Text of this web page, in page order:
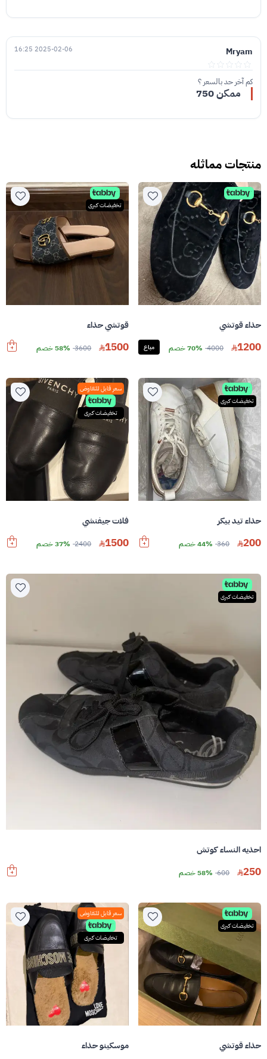
Mryam
2025-02-06 16:25
كم آخر حد بالسعر ؟
ممكن 750
منتجات مماثله
حذاء قوتشي
1200
4000 70% خصم مباع
تخفيضات كبرى
قوتشي حذاء
1500
3600 58% خصم
تخفيضات كبرى
حذاء تيد بيكر
200
360 44% خصم
سعر قابل للتفاوض
تخفيضات كبرى
فلات جيفنشي
1500
2400 37% خصم
تخفيضات كبرى
احذيه النساء كوتش
250
600 58% خصم
تخفيضات كبرى
حذاء قوتشي
سعر قابل للتفاوض
تخفيضات كبرى
موسكينو حذاء